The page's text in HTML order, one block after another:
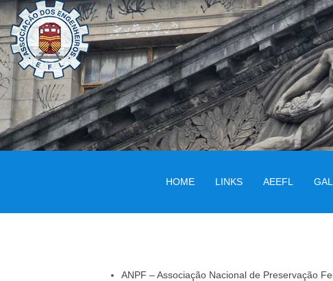
HOME LINKS AEEFL
ANPF – Associação Nacional de Preservação